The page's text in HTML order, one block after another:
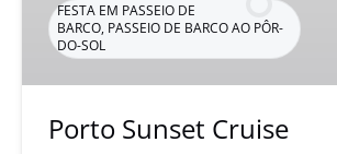
FESTA EM PASSEIO DE
BARCO, PASSEIO DE BARCO AO PÔR-
DO-SOL
Porto Sunset Cruise